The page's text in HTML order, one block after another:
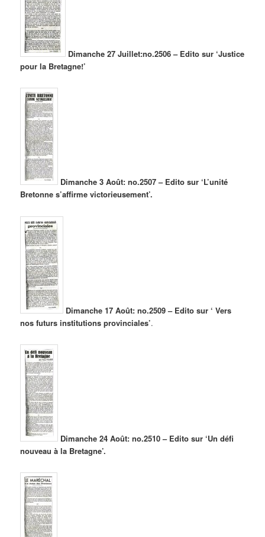
Dimanche 27 Juillet:no.2506 – Edito sur ‘Justice
pour la Bretagne!’
Dimanche 3 Août: no.2507 – Edito sur ‘L’unité
Bretonne s’affirme victorieusement’.
Dimanche 17 Août: no.2509 – Edito sur ‘ Vers
nos futurs institutions provinciales’.
Dimanche 24 Août: no.2510 – Edito sur ‘Un défi
nouveau à la Bretagne’.